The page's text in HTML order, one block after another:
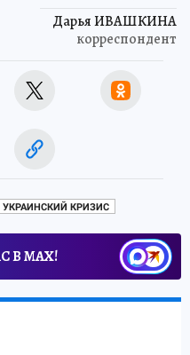
Дарья ИВАШКИНА
корреспондент
УКРАИНСКИЙ КРИЗИС
В МАХ!